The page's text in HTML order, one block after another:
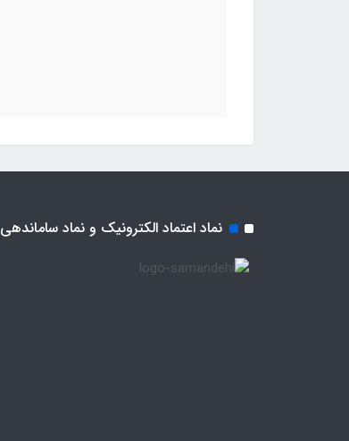
نماد اعتماد الکترونیک و نماد ساماندهی